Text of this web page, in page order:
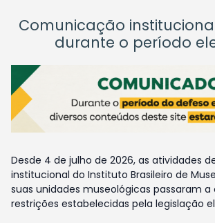
Comunicação
durante o período
Desde 4 de julho de 2026, as atividades
institucional do Instituto Brasileiro de
suas unidades museológicas passaram a
restrições estabelecidas pela legislação